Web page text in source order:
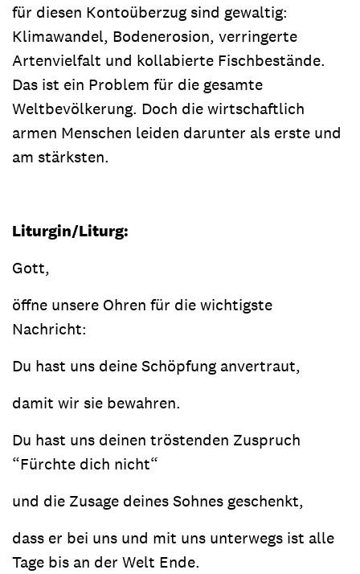
für diesen Kontoüberzug sind gewaltig:
Klimawandel, Bodenerosion, verringerte
Artenvielfalt und kollabierte Fischbestände.
Das ist ein Problem für die gesamte
Weltbevölkerung. Doch die wirtschaftlich
armen Menschen leiden darunter als erste und
am stärksten.
Liturgin/Liturg:
Gott,
öffne unsere Ohren für die wichtigste
Nachricht:
Du hast uns deine Schöpfung anvertraut,
damit wir sie bewahren.
Du hast uns deinen tröstenden Zuspruch
“Fürchte dich nicht“
und die Zusage deines Sohnes geschenkt,
dass er bei uns und mit uns unterwegs ist alle
Tage bis an der Welt Ende.